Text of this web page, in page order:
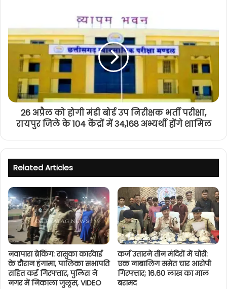
26 अप्रैल को होगी मंडी बोर्ड उप निरीक्षक भर्ती परीक्षा,
रायपुर जिले के 104 केंद्रों में 34,168 अभ्यर्थी होंगे शामिल
Related Articles
नवापारा ब्रेकिंग: रासुका कार्रवाई
के दौरान हंगामा, पालिका सभापति
सहित कई गिरफ्तार, पुलिस ने
नगर में निकाला जुलूस, VIDEO
कर्ज उतारने तीन मंदिरों में चोरी:
एक नाबालिग समेत चार आरोपी
गिरफ्तार; 16.60 लाख का माल
बरामद